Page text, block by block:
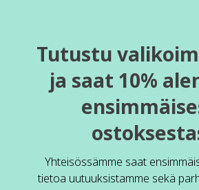
Tutustu
ja saat 10%
Yhteisössämme saat
tietoa uutuuksistamme sekä